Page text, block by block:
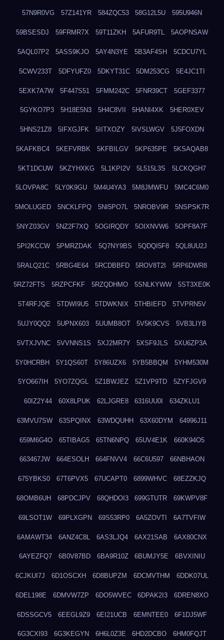
57N9R0VG 57Z141YR 584ZQC53 58G12L5U 595U946N
59BSESDJ 59FRMR7X 59T11ZKH 5AFUR9TL 5AOPNSAW
5AQL07P2 5ASS9KJO 5AY4N3YE 5B3AF4SH 5CDCU7YL
5CWV233T 5DFYUFZ0 5DKYT31C 5DM253CG 5E4JC1TI
5EXK7A7W 5F447S51 5FMM242C 5FNR39CT 5GEF3377
5GYKO7P3 5H18E5N3 5H4C8VII 5HANI4XK 5HER0XEV
5HNS21Z8 5IFXGJFK 5IITXOZY 5IVSLWGV 5J5FOXDN
5KAFKBC4 5KEFVRBK 5KFBILGV 5KP635PE 5KSAQAB8
5KT1DCUW 5KZYHXKG 5L1KPI2V 5L515L3S 5LCKQGH7
5LOVPA8C 5LY0K9GU 5M4U4YA3 5M8JMWFU 5MC4C6M0
5MOLUGED 5NCKLFPQ 5NI5PO7L 5NROBV9R 5NSPSK7R
5NYZ03GV 5NZ2F7XQ 5OGIRQDY 5OIXNVW6 5OPF8A7F
5PI2KCCW 5PMRZDAK 5Q7NY9BS 5QDQI5F8 5QL8UU2J
5RALQ21C 5RBG4E64 5RCDBBFD 5ROV8T2I 5RP6DWR8
5RZ72FTS 5RZPCFKF 5RZQDHMO 5SNLKYWW 5ST3XE0K
5T4RFJQE 5TDWI9U5 5TDWKNIX 5THBIEFD 5TVPRN5V
5UJY0QQ2 5UPNX603 5UUMB8OT 5V5K9CVS 5VB3LIYB
5VTXJVNC 5VVNNS1S 5XJ2MR7Y 5XSF9JLS 5XU6ZP3A
5Y0HCRBH 5Y1QS60T 5Y86UZX6 5YB5BBQM 5YHM530M
5YO667IH 5YO7ZQGL 5Z1BWJEZ 5Z1VP9TD 5ZYFJGV9
60IZ2Y44 60X8LPUK 62LJGRE8 6316UU0I 634ZKLU1
63MVU7SW 63SPQINX 63WDQUHH 63X60DYM 64996J11
659M6G4O 65TIBAG5 65TN6NPQ 65UV4E1K 660K94O5
663467JW 664ESOLH 664FNVV4 66C6U597 66NBHAON
675YBKS0 67T6PVX5 67UCAPT0 6899WHVC 68EZZKJQ
68OMB6UH 68PDCJPV 68QHDOI3 699GTUTR 69KWPV8F
69LSOT1W 69PLXGPN 69S53RP0 6A5ZOVTI 6A7TVFIW
6AMAWT34 6ANZ4C8L 6AS3LJQ4 6AX21SAB 6AX80CNX
6AYEZFQ7 6B0V87BD 6BA9R10Z 6BUMJY5E 6BVXINIU
6CJKUI7J 6D1OSCXH 6D8BUPZM 6DCMVTHM 6DDK07UL
6DEL198E 6DMVW7ZP 6DO5WVEC 6DPAK2I3 6DREN8XO
6DSSGCV5 6EEGL9Z9 6EI21UCB 6EMNTEE0 6F1DJ5WF
6G3CXI93 6G3KEGYN 6H6L0Z3E 6HD2DCBO 6HM0FQJT